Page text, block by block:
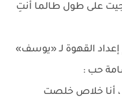
على طول طالما أنتِ
القهوة لـ «يوسف»
حب :
أنا خلاص خلصت